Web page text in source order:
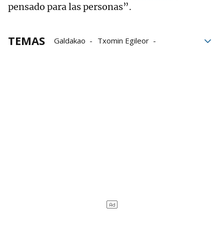
pensado para las personas”.
TEMAS Galdakao
Txomin Egileor